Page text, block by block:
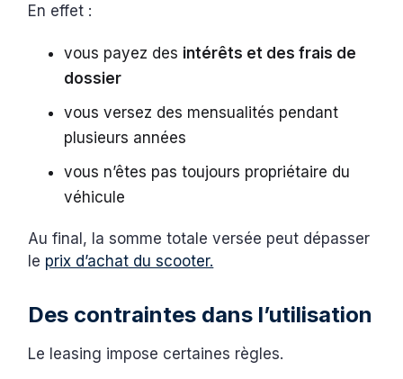
En effet :
vous payez des intérêts et des frais de
dossier
vous versez des mensualités pendant
plusieurs années
vous n’êtes pas toujours propriétaire du
véhicule
Au final, la somme totale versée peut dépasser
le prix d’achat du scooter.
Des contraintes dans l’utilisation
Le leasing impose certaines règles.